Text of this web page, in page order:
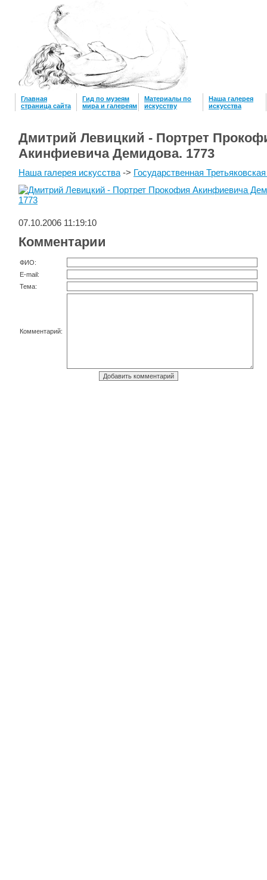
Главная
страница сайта
Гид по музеям
мира и галереям
Материалы по
искусству
Наша галерея
искусcтва
Дмитрий Левицкий - Портрет
Акинфиевича Демидова. 1773
Наша галерея искусства-> Государственная
07.10.2006 11:19:10
Комментарии
ФИО:
E-mail:
Тема:
Комментарий: